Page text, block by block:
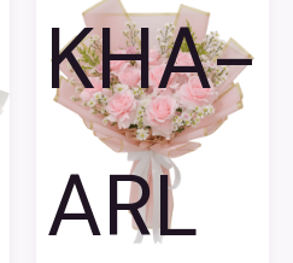
KHA-
ARL